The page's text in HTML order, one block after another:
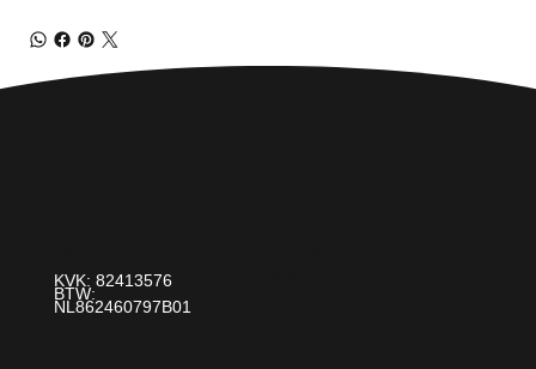
KVK: 82413576
BTW:
NL862460797B01